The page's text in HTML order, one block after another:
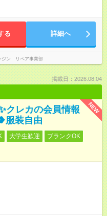
ら日給1万1，000円～ となりま
研修に関して＝
は「東京」のどちらかで行いま
通費・宿泊費は、全額会社が負
出で働きやすい！／ 毎月20日ま
る 詳細へ
ジン リペア事業部
掲載日：2026.08.04
NEW
クレカの会員情報
服装自由
大学生歓迎
ブランクOK